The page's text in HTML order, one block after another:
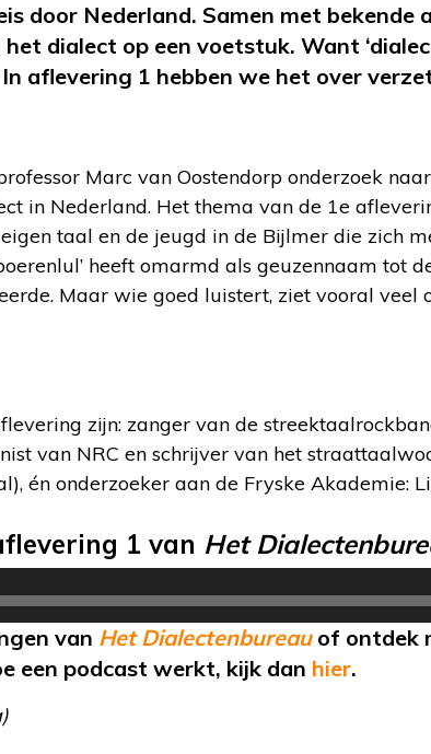
door Nederland. Samen met bekende
dialect op een voetstuk. Want
aflevering 1 hebben we het over
Marc van Oostendorp onderzoek
in Nederland. Het thema van de 1e
taal en de jeugd in de Bijlmer die zich
heeft omarmd als geuzennaam tot
Maar wie goed luistert, ziet vooral veel
zijn: zanger van de
van NRC en schrijver van het
én onderzoeker aan de Fryske Akademie:
1 van Het
van Het Dialectenbureauof ontdek
een podcast werkt, kijk dan hier.